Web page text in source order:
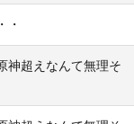
・
神超えなんて無理そ